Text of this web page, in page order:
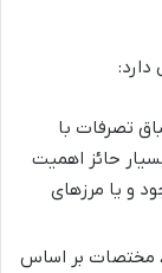
تصرفات با
حائز اهمیت
و یا مرزهای
مختصات بر اساس